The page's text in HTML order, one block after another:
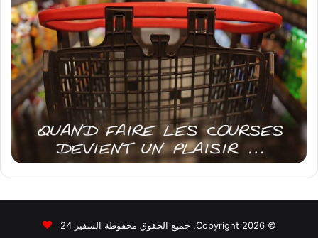
© Copyright 2026, جميع الحقوق محفوظة السفير 24